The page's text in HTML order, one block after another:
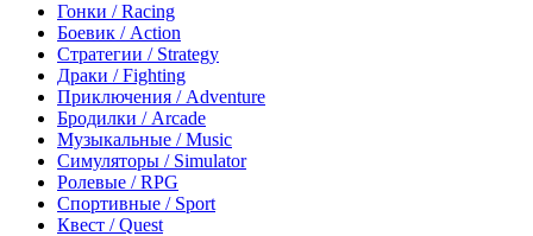
Гонки / Racing
Боевик / Action
Стратегии / Strategy
Драки / Fighting
Приключения / Adventure
Бродилки / Arcade
Музыкальные / Music
Симуляторы / Simulator
Ролевые / RPG
Спортивные / Sport
Квест / Quest